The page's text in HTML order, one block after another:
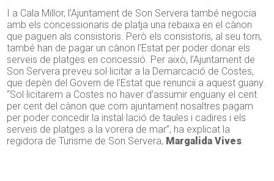
I a Cala Millor, l’Ajuntament de Son Servera també negocia
amb els concessionaris de platja una rebaixa en el cànon
que paguen als consistoris. Però els consistoris, al seu torn,
també han de pagar un cànon l’Estat per poder donar els
serveis de platges en concessió. Per això, l’Ajuntament de
Son Servera preveu sol·licitar a la Demarcació de Costes,
que depèn del Govern de l’Estat que renunciï a aquest guany.
“Sol·licitarem a Costes no haver d’assumir enguany el cent
per cent del cànon que com ajuntament nosaltres pagam
per poder concedir la instal·lació de taules i cadires i els
serveis de platges a la vorera de mar”, ha explicat la
regidora de Turisme de Son Servera, Margalida Vives.